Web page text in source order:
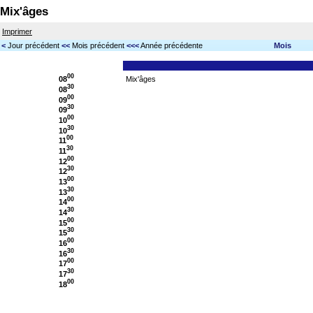
Mix'âges
Imprimer
< Jour précédent << Mois précédent <<<Année précédente Mois
0800
0830
0900
0930
1000
1030
1100
1130
1200
1230
1300
1330
1400
1430
1500
1530
1600
1630
1700
1730
1800
Mix'âges